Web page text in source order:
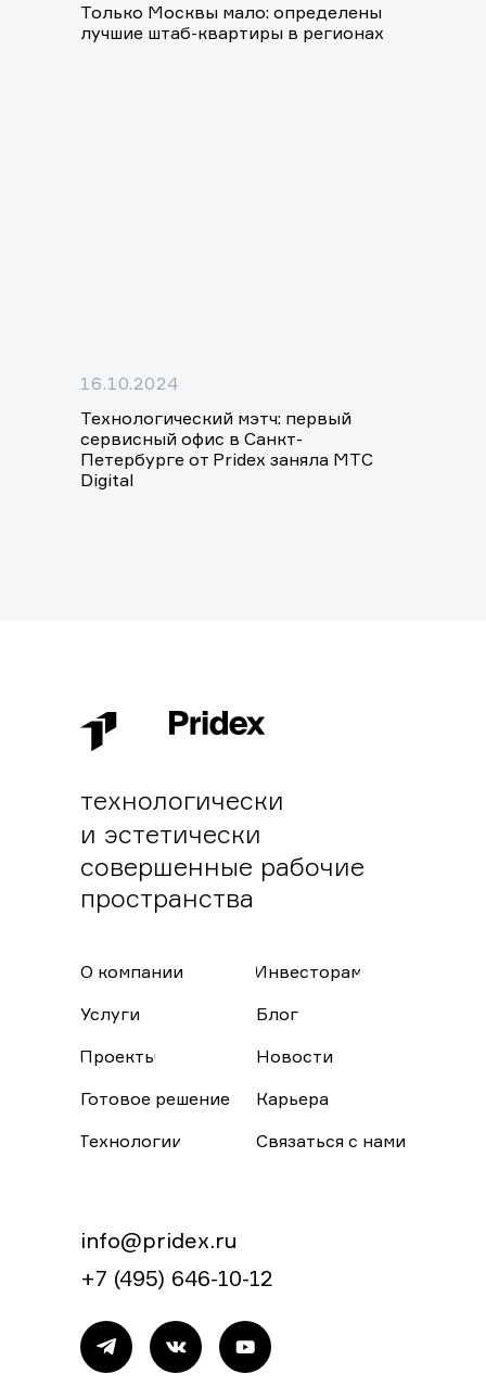
Только Москвы мало: определены
лучшие штаб-квартиры в регионах
16.10.2024
Технологический мэтч: первый
сервисный офис в Санкт-
Петербурге от Pridex заняла MТС
Digital
+7 (495) 646-10-12
info@pridex.ru
технологически
и эстетически
совершенные рабочие
пространства
О компании
Технологии
Услуги
Блог
Проекты
Карьера
Готовое решение
Связаться с нами
Инвесторам
Новости